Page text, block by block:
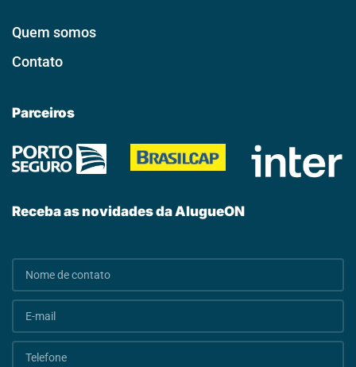
Quem somos
Contato
Parceiros
Receba as novidades da AlugueON